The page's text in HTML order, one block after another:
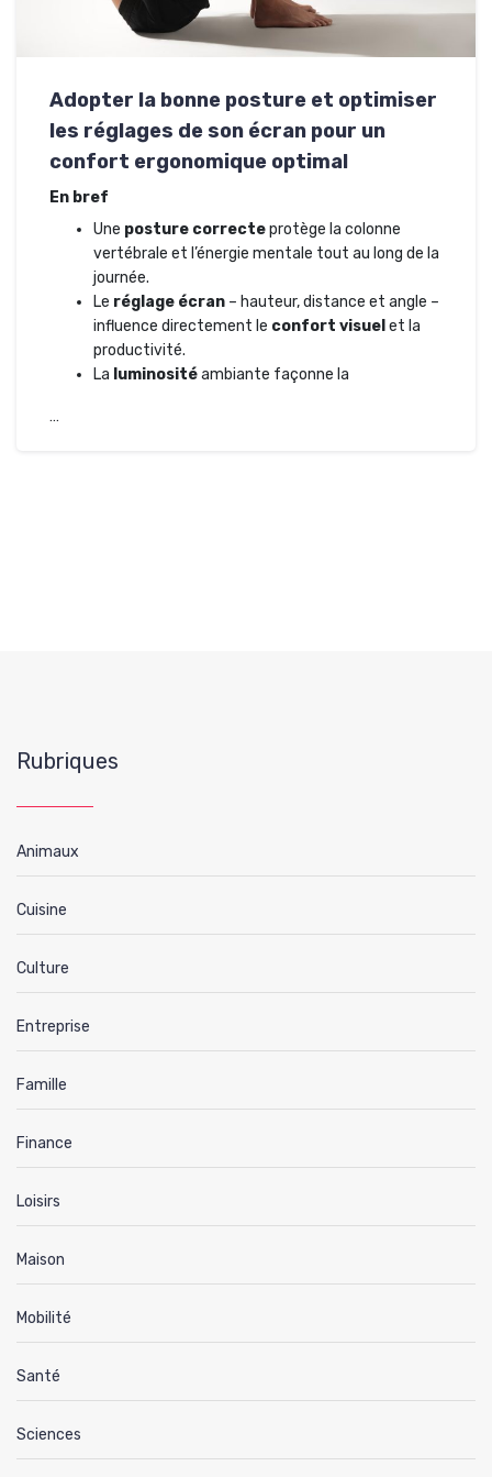
Adopter la bonne posture et optimiser
les réglages de son écran pour un
confort ergonomique optimal
En bref
Une posture correcteprotège la colonne
vertébrale et l’énergie mentale tout au long de la
journée.
Le réglage écran – hauteur, distance et angle –
influence directement le confort visuel et la
productivité.
La luminositéambiante façonne la
…
Rubriques
Animaux
Cuisine
Culture
Entreprise
Famille
Finance
Loisirs
Maison
Mobilité
Santé
Sciences